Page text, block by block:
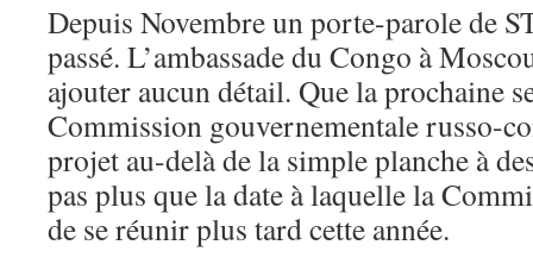
Depuis Novembre un porte-parole de
passé. L’ambassade du Congo à
ajouter aucun détail. Que la prochaine
Commission gouvernementale russo-
projet au-delà de la simple planche à
pas plus que la date à laquelle la
de se réunir plus tard cette année.